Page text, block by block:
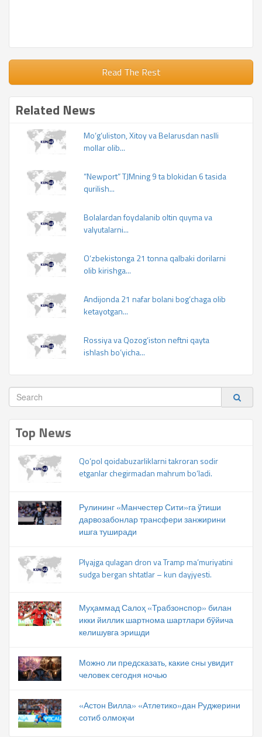
Read The Rest
Related News
Mo‘g‘uliston, Xitoy va Belarusdan naslli
mollar olib...
“Newport” TJMning 9 ta blokidan 6 tasida
qurilish...
Bolalardan foydalanib oltin quyma va
valyutalarni...
O‘zbekistonga 21 tonna qalbaki dorilarni
olib kirishga...
Andijonda 21 nafar bolani bog‘chaga olib
ketayotgan...
Rossiya va Qozog‘iston neftni qayta
ishlash bo‘yicha...
Top News
Qo‘pol qoidabuzarliklarni takroran sodir
etganlar chegirmadan mahrum bo‘ladi.
Рулининг «Манчестер Сити»га ўтиши
дарвозабонлар трансфери занжирини
ишга туширади
Plyajga qulagan dron va Tramp ma’muriyatini
sudga bergan shtatlar – kun dayjyesti.
Муҳаммад Салоҳ «Трабзонспор» билан
икки йиллик шартнома шартлари бўйича
келишувга эришди
Можно ли предсказать, какие сны увидит
человек сегодня ночью
«Астон Вилла» «Атлетико»дан Руджерини
сотиб олмоқчи